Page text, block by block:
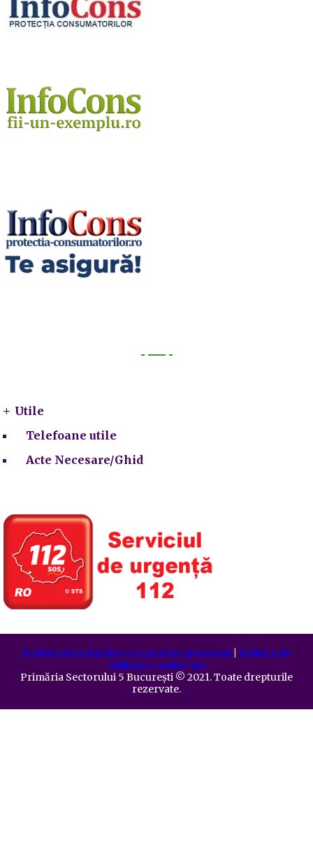
Utile
Telefoane utile
Acte Necesare/Ghid
Prelucrarea datelor cu caracter personal| Politica de
utilizare cookie-uri
Primăria Sectorului 5 București ©️ 2021. Toate drepturile
rezervate.